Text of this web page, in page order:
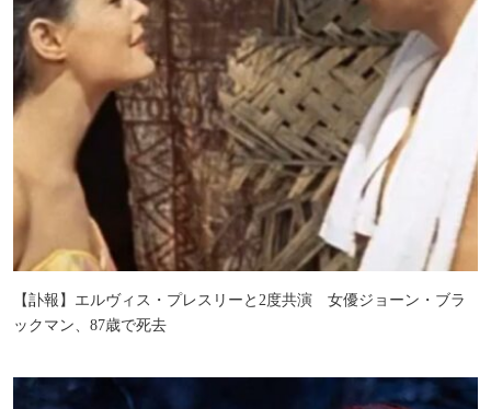
【訃報】エルヴィス・プレスリーと2度共演 女優ジョーン・ブラ
ックマン、87歳で死去